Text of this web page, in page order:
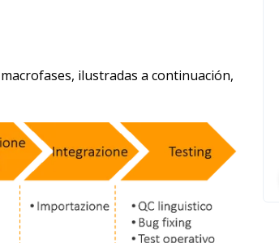
ilustradas a continuación,